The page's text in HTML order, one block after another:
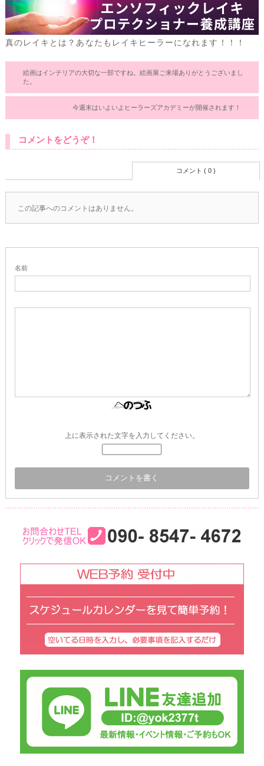
真のレイキとは？あなたもレイキヒーラーになれます！！！
絵画はインテリアの大切な一部ですね。絵画展ご来場ありがとうございまし
た。
今週末はいよいよヒーラーズアカデミーが開催されます！
コメントをどうぞ！
コメント ( 0 )
この記事へのコメントはありません。
名前
上に表示された文字を入力してください。